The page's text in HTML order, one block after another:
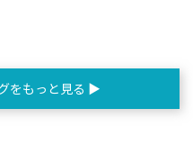
をもっと見る ▶